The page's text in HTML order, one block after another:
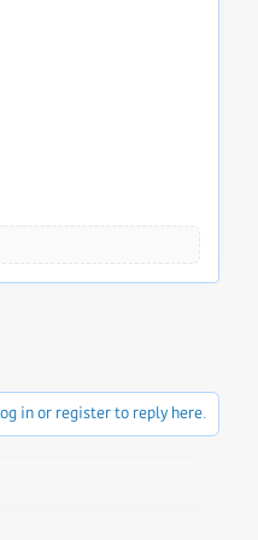
in or register to reply here.